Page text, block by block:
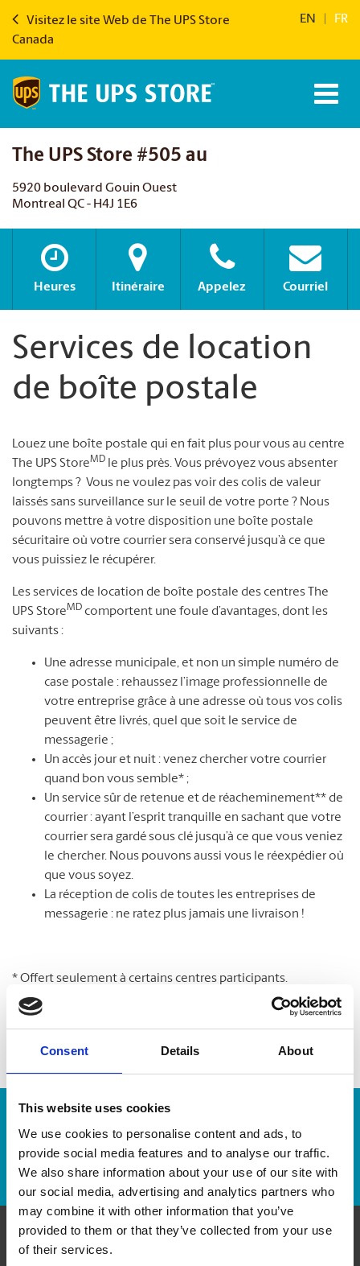
Consent Details About
This website uses cookies
We use cookies to personalise content and ads, to
provide social media features and to analyse our traffic.
We also share information about your use of our site with
our social media, advertising and analytics partners who
may combine it with other information that you’ve
provided to them or that they’ve collected from your use
of their services.
Visitez le site Web de The UPS Store
Canada
EN FR
The UPS Store #505 au
5920 boulevard Gouin Ouest
Montreal QC - H4J 1E6
Heures Itinéraire Appelez Courriel
Services de location
de boîte postale
Louez une boîte postale qui en fait plus pour vous au centre
The UPS StoreMD
le plus près. Vous prévoyez vous absenter
longtemps ? Vous ne voulez pas voir des colis de valeur
laissés sans surveillance sur le seuil de votre porte ? Nous
pouvons mettre à votre disposition une boîte postale
sécuritaire où votre courrier sera conservé jusqu’à ce que
vous puissiez le récupérer.
Les services de location de boîte postale des centres The
UPS StoreMD comportent une foule d’avantages, dont les
suivants :
Une adresse municipale, et non un simple numéro de
case postale : rehaussez l’image professionnelle de
votre entreprise grâce à une adresse où tous vos colis
peuvent être livrés, quel que soit le service de
messagerie ;
Un accès jour et nuit : venez chercher votre courrier
quand bon vous semble* ;
Un service sûr de retenue et de réacheminement** de
courrier : ayant l’esprit tranquille en sachant que votre
courrier sera gardé sous clé jusqu’à ce que vous veniez
le chercher. Nous pouvons aussi vous le réexpédier où
que vous soyez.
La réception de colis de toutes les entreprises de
messagerie : ne ratez plus jamais une livraison !
* Offert seulement à certains centres participants.
**Des frais supplémentaires peuvent s’appliquer.
Communiquer avec nous